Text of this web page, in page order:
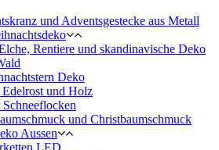
und Adventsgestecke aus Metall
Rentiere und skandinavische Deko
Deko
und Holz
und Christbaumschmuck
Aussen
LED